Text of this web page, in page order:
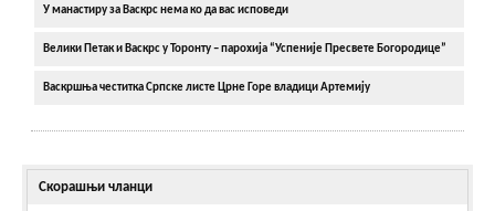
У манастиру за Васкрс нема ко да вас исповеди
Велики Петак и Васкрс у Торонту – парохија “Успеније Пресвете Богородице”
Васкршња честитка Српске листе Црне Горе владици Артемију
Скорашњи чланци